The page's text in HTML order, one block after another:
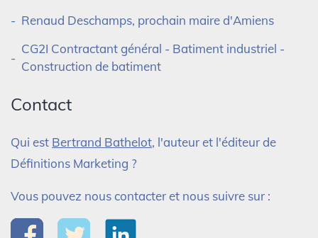
Renaud Deschamps, prochain maire d'Amiens
CG2I Contractant général - Batiment industriel -
Construction de batiment
Contact
Qui est Bertrand Bathelot, l'auteur et l'éditeur de
Définitions Marketing ?
Vous pouvez nous contacter et nous suivre sur :